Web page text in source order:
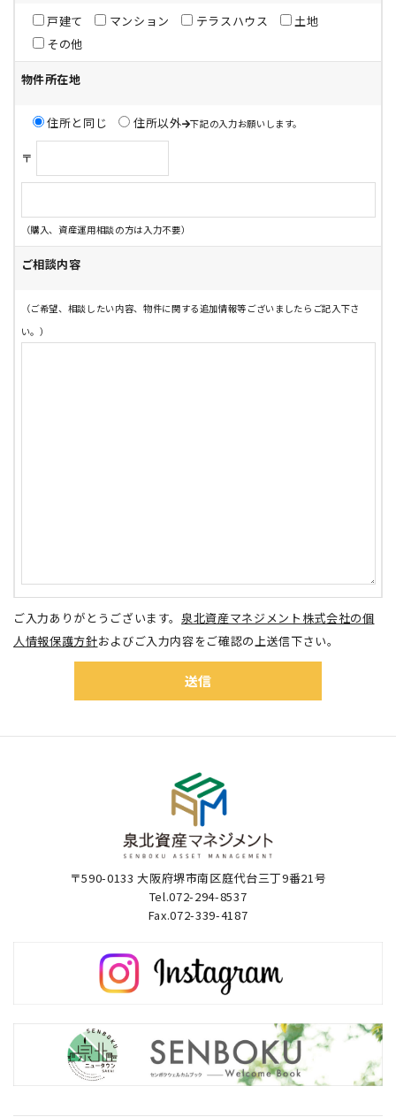
戸建て マンション テラスハウス
土地
その他
物件所在地
住所と同じ 住所以外 下記の入力お願いします。
〒
（購入、資産運用相談の方は入力不要）
ご相談内容
（ご希望、相談したい内容、物件に関する追加情報等ございましたらご記入下さ
い。）
ご入力ありがとうございます。泉北資産マネジメント株式会社の個
人情報保護方針およびご入力内容をご確認の上送信下さい。
〒590-0133 大阪府堺市南区庭代台三丁9番21号
Tel.072-294-8537
Fax.072-339-4187